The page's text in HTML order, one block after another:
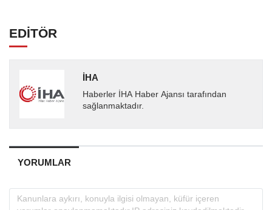
EDİTÖR
İHA
Haberler İHA Haber Ajansı tarafından
sağlanmaktadır.
YORUMLAR